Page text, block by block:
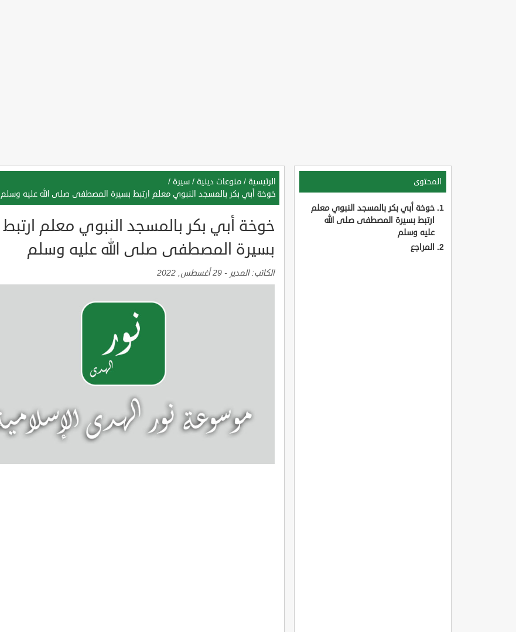
المحتوى
خوخة أبي بكر بالمسجد النبوي معلم
ارتبط بسيرة المصطفى صلى الله
عليه وسلم
المراجع
الرئيسية / منوعات دينية / سيرة /
خوخة أبي بكر بالمسجد النبوي معلم ارتبط بسيرة المصطفى صلى الله عليه وسلم
خوخة أبي بكر بالمسجد النبوي معلم ارتبط
بسيرة المصطفى صلى الله عليه وسلم
الكاتب:المدير - 29 أغسطس, 2022